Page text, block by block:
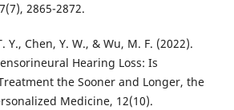
2865-2872.
Y., Chen, Y. W., & Wu, M. F. (2022).
Hearing Loss: Is
the Sooner and Longer, the
Medicine, 12(10).